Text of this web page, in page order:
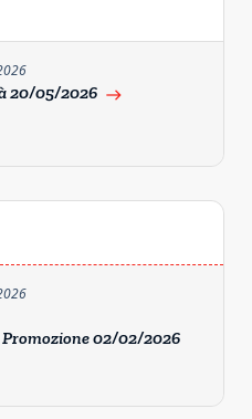
20/05/2026 east
Promozione 02/02/2026